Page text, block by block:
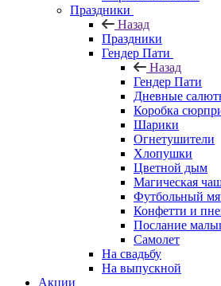
Праздники
Назад
Праздники
Гендер Пати
Назад
Гендер Пати
Дневные
Коробка
Шарики
Огнетушители
Хлопушки
Цветной дым
Магическая
Футбольный
Конфетти и
Послание
Самолет
На свадьбу
На выпускной
Акции